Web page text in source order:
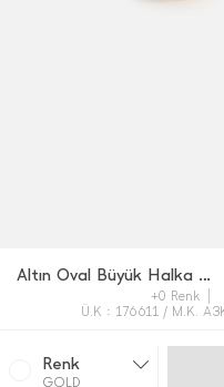
Altın Oval Büyük Halka Küpe
+0 Renk
Ü.K : 176611 / M.K.
Renk
GOLD